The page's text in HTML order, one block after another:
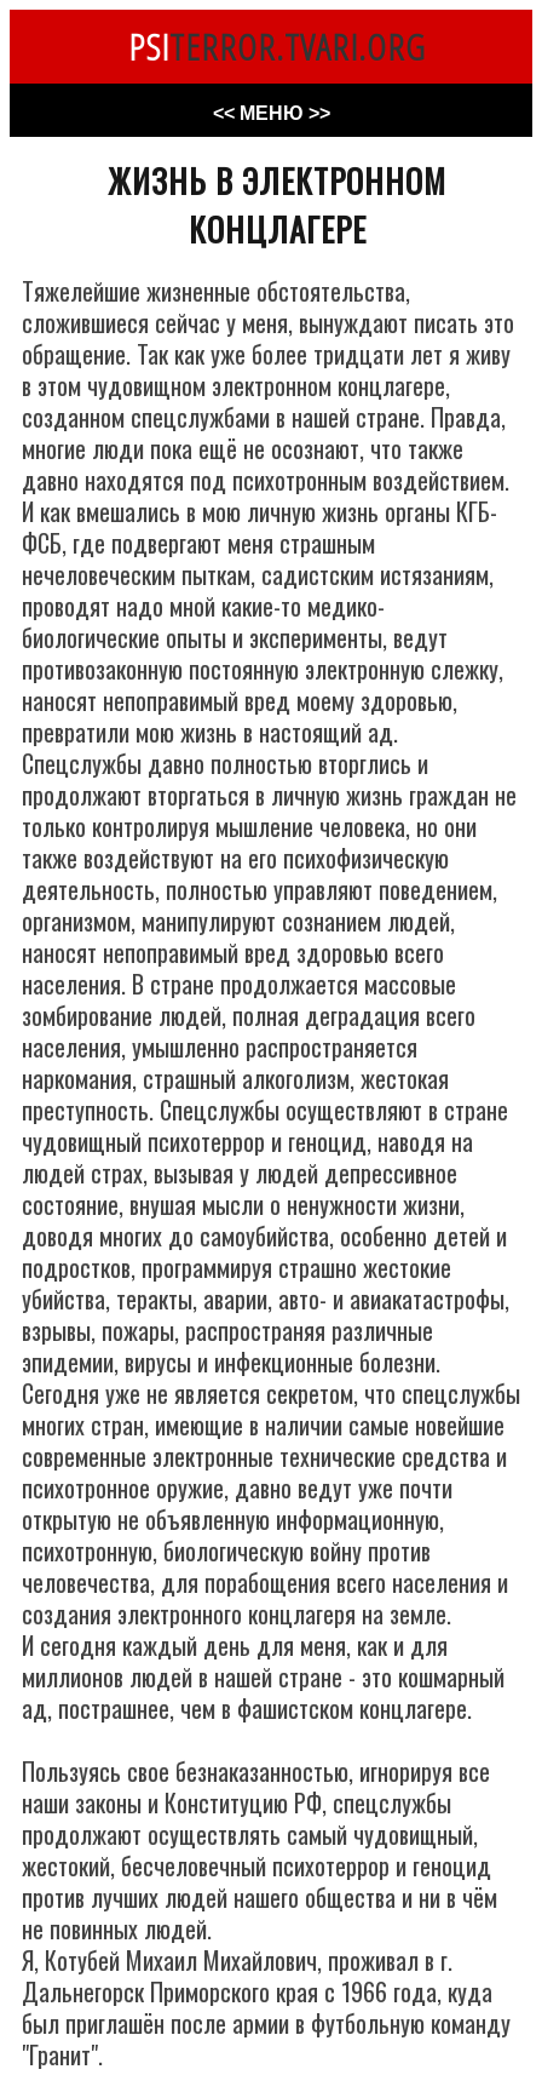
PSITERROR.TVARI.ORG
<< МЕНЮ >>
ЖИЗНЬ В ЭЛЕКТРОННОМ
КОНЦЛАГЕРЕ
Тяжелейшие жизненные обстоятельства,
сложившиеся сейчас у меня, вынуждают писать это
обращение. Так как уже более тридцати лет я живу
в этом чудовищном электронном концлагере,
созданном спецслужбами в нашей стране. Правда,
многие люди пока ещё не осознают, что также
давно находятся под психотронным воздействием.
И как вмешались в мою личную жизнь органы КГБ-
ФСБ, где подвергают меня страшным
нечеловеческим пыткам, садистским истязаниям,
проводят надо мной какие-то медико-
биологические опыты и эксперименты, ведут
противозаконную постоянную электронную слежку,
наносят непоправимый вред моему здоровью,
превратили мою жизнь в настоящий ад.
Спецслужбы давно полностью вторглись и
продолжают вторгаться в личную жизнь граждан не
только контролируя мышление человека, но они
также воздействуют на его психофизическую
деятельность, полностью управляют поведением,
организмом, манипулируют сознанием людей,
наносят непоправимый вред здоровью всего
населения. В стране продолжается массовые
зомбирование людей, полная деградация всего
населения, умышленно распространяется
наркомания, страшный алкоголизм, жестокая
преступность. Спецслужбы осуществляют в стране
чудовищный психотеррор и геноцид, наводя на
людей страх, вызывая у людей депрессивное
состояние, внушая мысли о ненужности жизни,
доводя многих до самоубийства, особенно детей и
подростков, программируя страшно жестокие
убийства, теракты, аварии, авто- и авиакатастрофы,
взрывы, пожары, распространяя различные
эпидемии, вирусы и инфекционные болезни.
Сегодня уже не является секретом, что спецслужбы
многих стран, имеющие в наличии самые новейшие
современные электронные технические средства и
психотронное оружие, давно ведут уже почти
открытую не объявленную информационную,
психотронную, биологическую войну против
человечества, для порабощения всего населения и
создания электронного концлагеря на земле.
И сегодня каждый день для меня, как и для
миллионов людей в нашей стране - это кошмарный
ад, пострашнее, чем в фашистском концлагере.
Пользуясь свое безнаказанностью, игнорируя все
наши законы и Конституцию РФ, спецслужбы
продолжают осуществлять самый чудовищный,
жестокий, бесчеловечный психотеррор и геноцид
против лучших людей нашего общества и ни в чём
не повинных людей.
Я, Котубей Михаил Михайлович, проживал в г.
Дальнегорск Приморского края с 1966 года, куда
был приглашён после армии в футбольную команду
"Гранит".